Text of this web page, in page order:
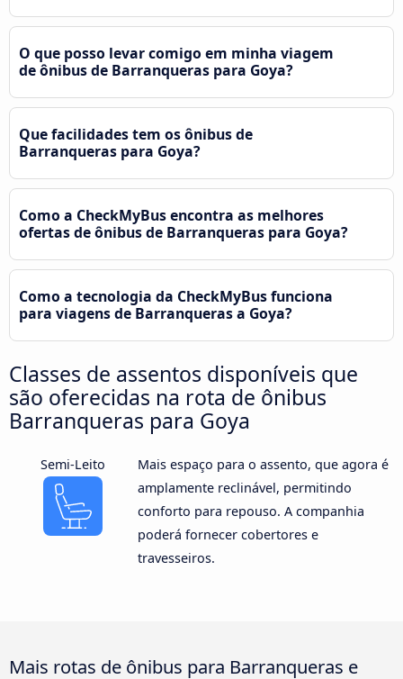
O que posso levar comigo em minha viagem
de ônibus de Barranqueras para Goya?
Que facilidades tem os ônibus de
Barranqueras para Goya?
Como a CheckMyBus encontra as melhores
ofertas de ônibus de Barranqueras para Goya?
Como a tecnologia da CheckMyBus funciona
para viagens de Barranqueras a Goya?
Classes de assentos disponíveis que
são oferecidas na rota de ônibus
Barranqueras para Goya
Semi-Leito
Mais espaço para o assento, que agora é
amplamente reclinável, permitindo
conforto para repouso. A companhia
poderá fornecer cobertores e
travesseiros.
Mais rotas de ônibus para Barranqueras e